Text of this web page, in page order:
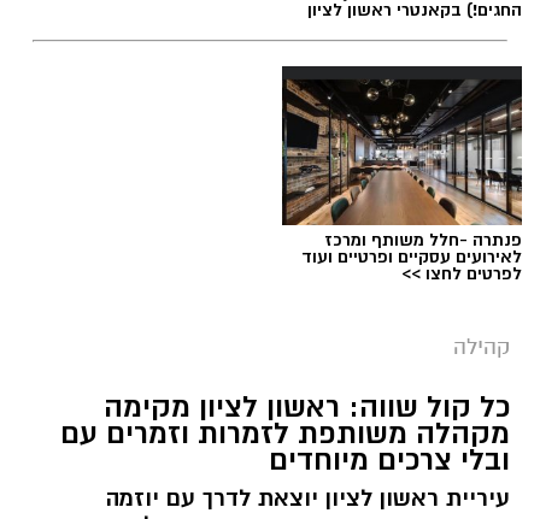
החגים!) בקאנטרי ראשון לציון
פנתרה -חלל משותף ומרכז
לאירועים עסקיים ופרטיים ועוד
לפרטים לחצו >>
קהילה
כל קול שווה: ראשון לציון מקימה
מקהלה משותפת לזמרות וזמרים עם
ובלי צרכים מיוחדים
עיריית ראשון לציון יוצאת לדרך עם יוזמה